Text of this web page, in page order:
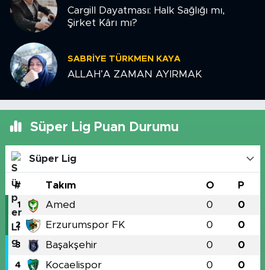
Cargill Dayatması: Halk Sağlığı mı,
Şirket Kârı mı?
SABRIYE TÜRKMEN KAYA
ALLAH’A ZAMAN AYIRMAK
Süper Lig Puan Durumu
Süper Lig
# Takım O P
1 Amed 0 0
2 Erzurumspor FK 0 0
3 Başakşehir 0 0
4 Kocaelispor 0 0